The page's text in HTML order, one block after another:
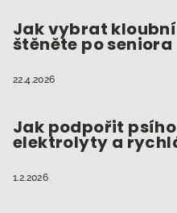
Jak vybrat
štěněte po seniora
22.4.2026
Jak podpořit
elektrolyty a
1.2.2026